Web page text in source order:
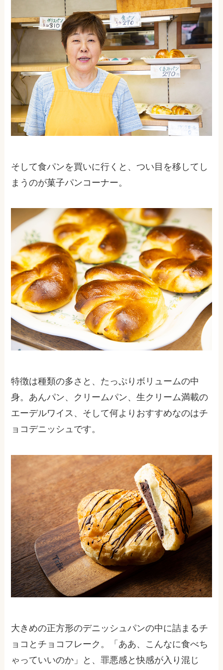
そして食パンを買いに行くと、つい目を移してし
まうのが菓子パンコーナー。
特徴は種類の多さと、たっぷりボリュームの中
身。あんパン、クリームパン、生クリーム満載の
エーデルワイス、そして何よりおすすめなのはチ
ョコデニッシュです。
大きめの正方形のデニッシュパンの中に詰まるチ
ョコとチョコフレーク。「ああ、こんなに食べち
ゃっていいのか」と、罪悪感と快感が入り混じ